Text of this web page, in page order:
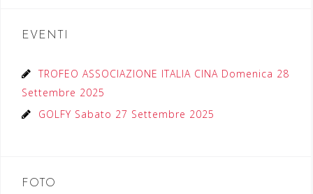
EVENTI
TROFEO ASSOCIAZIONE ITALIA CINA Domenica 28
Settembre 2025
GOLFY Sabato 27 Settembre 2025
FOTO